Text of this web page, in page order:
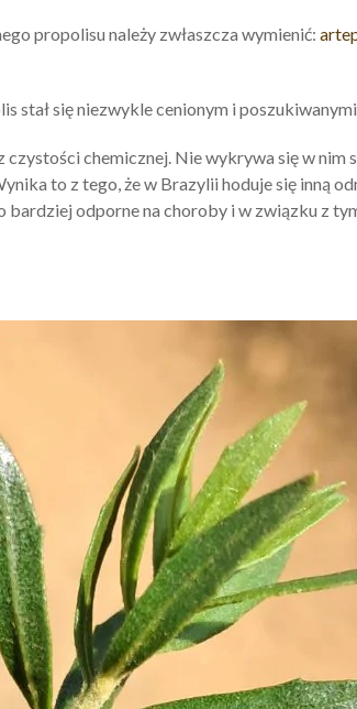
propolisu należy zwłaszcza wymienić:
stał się niezwykle cenionym i
chemicznej. Nie wykrywa się w nim
to z tego, że w Brazylii hoduje się inną
bardziej odporne na choroby i w związku z